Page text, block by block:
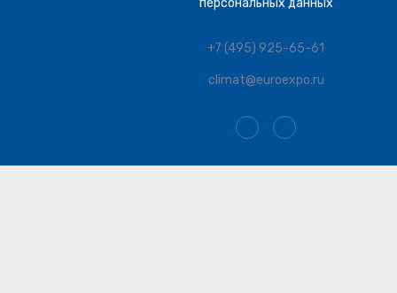
+7 (495) 925-65-61
climat@euroexpo.ru